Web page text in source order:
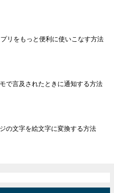
リをもっと便利に使いこなす方法
で言及されたときに通知する方法
の文字を絵文字に変換する方法